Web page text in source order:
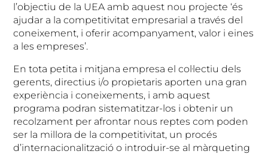
l’objectiu de la UEA amb aquest nou projecte ‘és
ajudar a la competitivitat empresarial a través del
coneixement, i oferir acompanyament, valor i eines
a les empreses’.
En tota petita i mitjana empresa el col·lectiu dels
gerents, directius i/o propietaris aporten una gran
experiència i coneixements, i amb aquest
programa podran sistematitzar-los i obtenir un
recolzament per afrontar nous reptes com poden
ser la millora de la competitivitat, un procés
d’internacionalització o introduir-se al màrqueting